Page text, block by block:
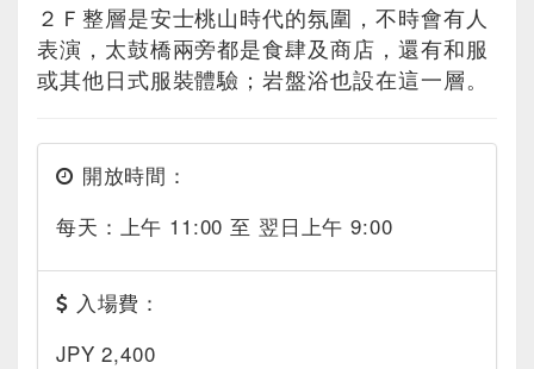
２Ｆ整層是安士桃山時代的氛圍，不時會有人
表演，太鼓橋兩旁都是食肆及商店，還有和服
或其他日式服裝體驗；岩盤浴也設在這一層。
開放時間：
每天：上午 11:00 至 翌日上午 9:00
入場費：
JPY 2,400